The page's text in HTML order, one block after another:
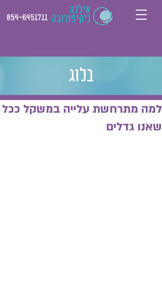
054-6451711
בלוג
למה מתרחשת עלייה במשקל ככל
שאנו גדלים